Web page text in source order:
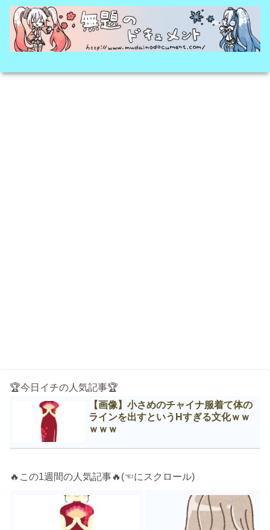
🏆今日イチの人気記事🏆
【画像】小さめのチャイナ服着て体の
ラインを出すというНすぎる文化ｗｗ
ｗｗｗ
🔥この1週間の人気記事🔥(☜にスクロール)